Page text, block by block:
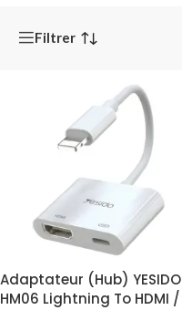
Filtrer
Adaptateur (Hub) YESIDO
HM06 Lightning To HDMI /